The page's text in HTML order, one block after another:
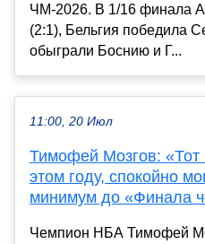
ЧМ-2026. В 1/16 финала
(2:1), Бельгия победила
обыграли Боснию и Г...
11:00, 20 Июл
Тимофей Мозгов:
этом году, спокойно
минимум до «Финала
Чемпион НБА Тимофей